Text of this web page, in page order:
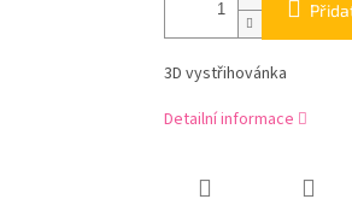
3D vystřihovánka
Detailní informace